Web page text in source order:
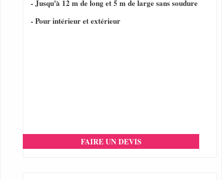
- Jusqu'à 12 m de long et 5 m de large sans soudure
- Pour intérieur et extérieur
FAIRE UN DEVIS